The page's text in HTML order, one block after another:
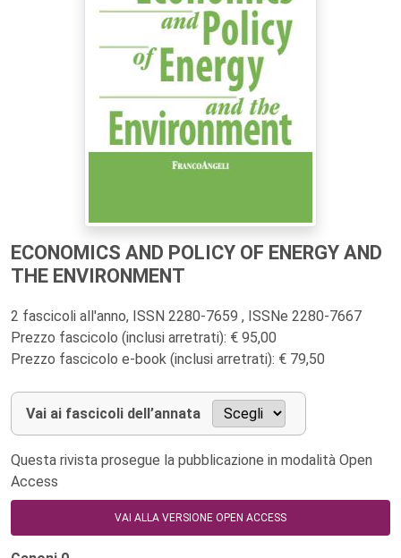
ECONOMICS AND POLICY OF ENERGY AND
THE ENVIRONMENT
2 fascicoli all'anno, ISSN 2280-7659 , ISSNe 2280-7667
Prezzo fascicolo (inclusi arretrati): € 95,00
Prezzo fascicolo e-book (inclusi arretrati): € 79,50
Vai ai fascicoli dell’annata
Questa rivista prosegue la pubblicazione in modalità Open
Access
VAI ALLA VERSIONE OPEN ACCESS